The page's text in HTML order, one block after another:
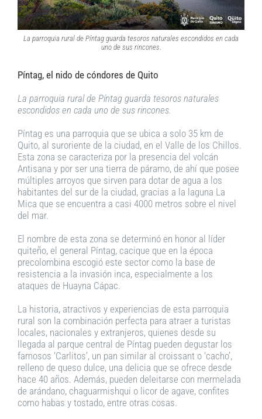
La parroquia rural de Píntag guarda tesoros naturales escondidos en cada
uno de sus rincones
Píntag, el nido de cóndores de Quito
La parroquia rural de Píntag guarda tesoros naturales
escondidos en cada uno de sus rincones.
Píntag es una parroquia que se ubica a solo 35 km de
Quito, al suroriente de la ciudad, en el Valle de los Chillos.
Esta zona se caracteriza por la presencia del volcán
Antisana y por ser una tierra de páramo, de ahí que posee
múltiples arroyos que sirven para dotar de agua a los
habitantes del sur de la ciudad, gracias a la laguna La
Mica que se encuentra a casi 4000 metros sobre el nivel
del mar.
El nombre de esta zona se determinó en honor al líder
quiteño, el general Píntag, cacique que en la época
precolombina escogió este sector como la base de
resistencia a la invasión inca, especialmente a los
ataques de Huayna Cápac.
La historia, atractivos y experiencias de esta parroquia
rural son la combinación perfecta para atraer a turistas
locales, nacionales y extranjeros, quienes desde su
llegada al parque central de Píntag pueden degustar los
famosos ‘Carlitos’, un pan similar al croissant o ‘cacho’,
relleno de queso dulce, una delicia que se ofrece desde
hace 40 años. Además, pueden deleitarse con mermelada
de arándano, chaguarmishqui o licor de agave, confites
como habas y tostado, entre otras cosas.